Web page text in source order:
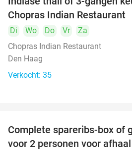
food
Chopras Indian Restaurant
Di Wo Do Vr
Za
Chopras Indian Restaurant
Den Haag
Verkocht: 35
Complete spareribs-box of
voor 2 personen voor afhaal